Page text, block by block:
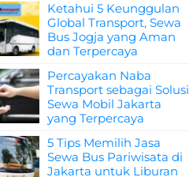
Ketahui 5 Keunggulan
Global Transport, Sewa
Bus Jogja yang Aman
dan Terpercaya
Percayakan Naba
Transport sebagai Solusi
Sewa Mobil Jakarta
yang Terpercaya
5 Tips Memilih Jasa
Sewa Bus Pariwisata di
Jakarta untuk Liburan